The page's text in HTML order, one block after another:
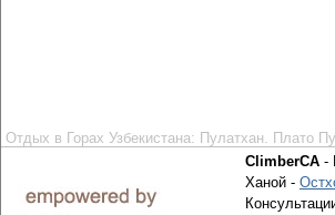
Отдых в Горах Узбекистана: Пулатхан. Плато
ClimberCA -
Ханой -